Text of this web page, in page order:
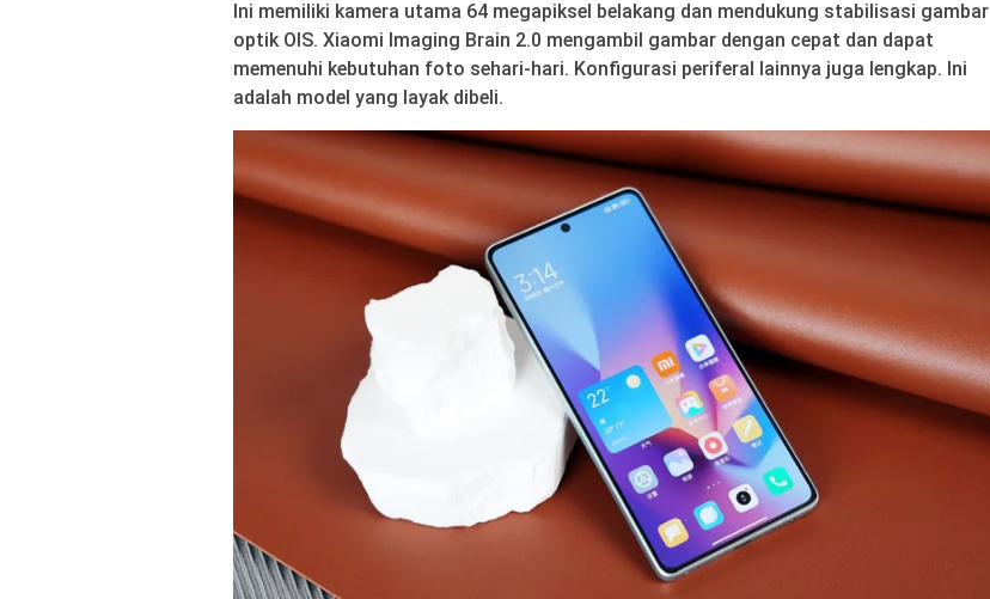
Ini memiliki kamera utama 64 megapiksel belakang dan mendukung stabilisasi gambar
optik OIS. Xiaomi Imaging Brain 2.0 mengambil gambar dengan cepat dan dapat
memenuhi kebutuhan foto sehari-hari. Konfigurasi periferal lainnya juga lengkap. Ini
adalah model yang layak dibeli.